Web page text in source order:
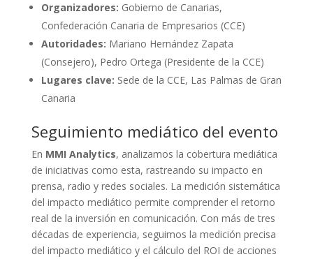
Organizadores: Gobierno de Canarias,
Confederación Canaria de Empresarios (CCE)
Autoridades: Mariano Hernández Zapata
(Consejero), Pedro Ortega (Presidente de la CCE)
Lugares clave: Sede de la CCE, Las Palmas de Gran
Canaria
Seguimiento mediático del evento
En MMI Analytics, analizamos la cobertura mediática
de iniciativas como esta, rastreando su impacto en
prensa, radio y redes sociales. La medición sistemática
del impacto mediático permite comprender el retorno
real de la inversión en comunicación. Con más de tres
décadas de experiencia, seguimos la medición precisa
del impacto mediático y el cálculo del ROI de acciones